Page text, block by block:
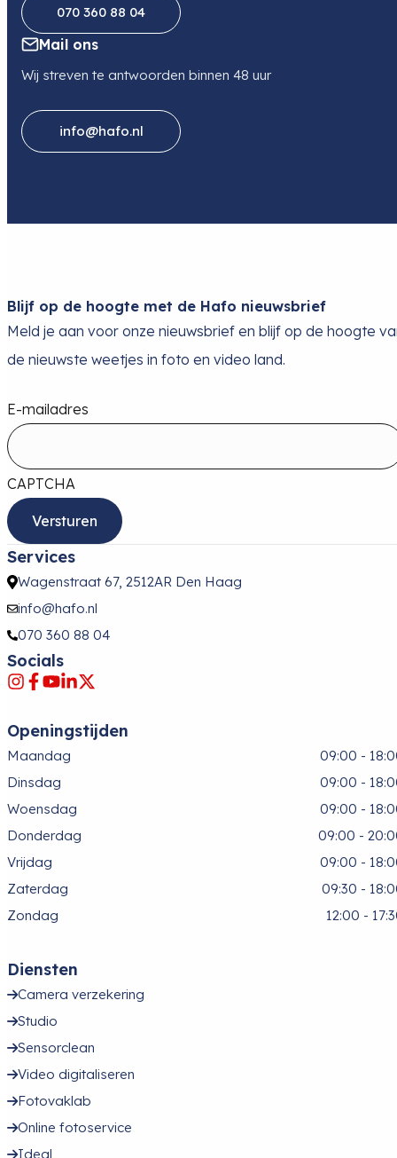
070 360 88 04
Mail ons
Wij streven te antwoorden binnen 48 uur
info@hafo.nl
Blijf op de hoogte met de Hafo nieuwsbrief
Meld je aan voor onze nieuwsbrief en blijf op de hoogte
de nieuwste weetjes in foto en video land.
E-mailadres
CAPTCHA
Services
Wagenstraat 67, 2512AR Den Haag
info@hafo.nl
070 360 88 04
Socials
Openingstijden
Maandag
09:00 -
Dinsdag
09:00 -
Woensdag
09:00 -
Donderdag
09:00 -
Vrijdag
09:00 -
Zaterdag
09:30 -
Zondag
12:00 -
Diensten
Camera verzekering
Studio
Sensorclean
Video digitaliseren
Fotovaklab
Online fotoservice
Ideal